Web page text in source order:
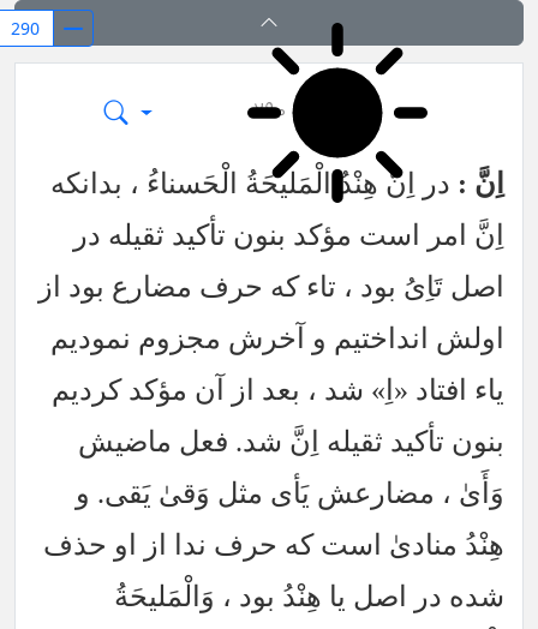
صیغ مشکله ۲۹۰
اِنَّ : در اِنَّ هِنْدُ الْمَليحَةُ الْحَسناءُ ، بدانكه
اِنَّ امر است مؤكد بنون تأكيد ثقيله در
اصل تَاِىُ بود ، تاء كه حرف مضارع بود از
اولش انداختيم و آخرش مجزوم نموديم
ياء افتاد «اِ» شد ، بعد از آن مؤكد كرديم
بنون تأكيد ثقيله اِنَّ شد. فعل ماضيش
وَأَىٰ ، مضارعش يَأى مثل وَقىٰ يَقى. و
هِنْدُ منادىٰ است كه حرف ندا از او حذف
شده در اصل يا هِنْدُ بود ، وَالْمَليحَةُ